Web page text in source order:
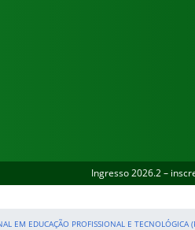
Ingresso 2026.2 –
EM EDUCAÇÃO PROFISSIONAL E TECNOLÓGICA